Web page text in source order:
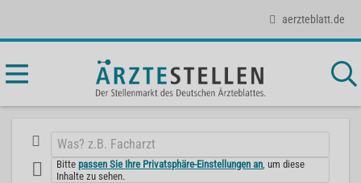
aerzteblatt.de
Bittepassen Sie Ihre Privatsphäre-Einstellungen an , um diese
Inhalte zu sehen.